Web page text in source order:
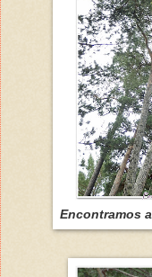
Encontramos